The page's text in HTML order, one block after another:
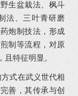
生盆栽法、枫斗
法、三叶青研磨
炮制技法，形成
制等流程，对原
特征明显。
式在武义世代相
善，其传承与创